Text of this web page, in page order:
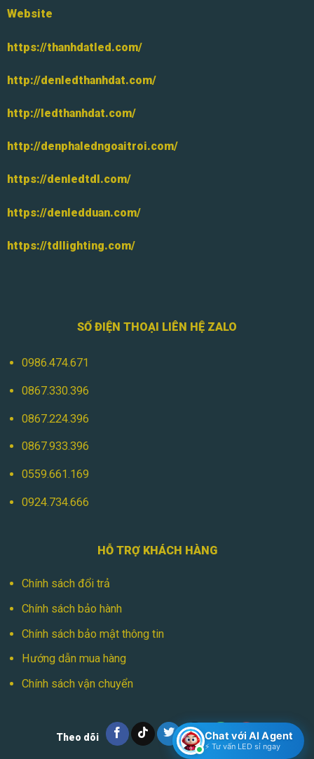
Website
https://thanhdatled.com/
http://denledthanhdat.com/
http://ledthanhdat.com/
http://denphaledngoaitroi.com/
https://denledtdl.com/
https://denledduan.com/
https://tdllighting.com/
SỐ ĐIỆN THOẠI LIÊN HỆ ZALO
0986.474.671
0867.330.396
0867.224.396
0867.933.396
0559.661.169
0924.734.666
HỖ TRỢ KHÁCH HÀNG
Chính sách đổi trả
Chính sách bảo hành
Chính sách bảo mật thông tin
Hướng dẫn mua hàng
Chính sách vận chuyển
Theo dõi Chat với AI Agent
⚡ Tư vấn LED sỉ ngay